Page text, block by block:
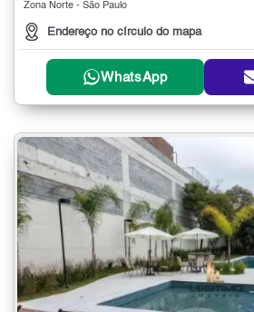
Zona Norte - São Paulo
Endereço no círculo do mapa
WhatsApp